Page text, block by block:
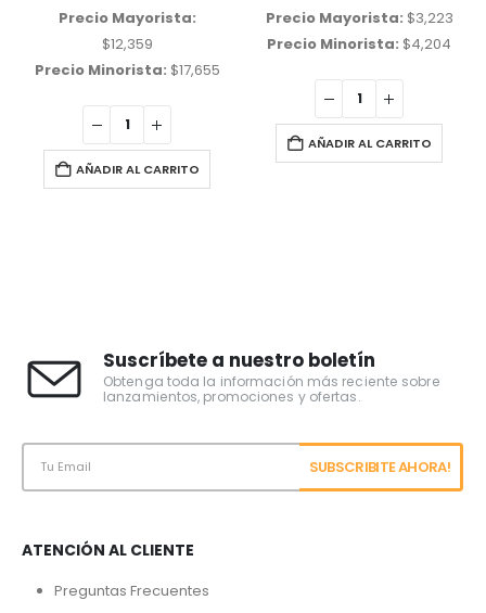
Precio Mayorista:
$12,359
Precio Minorista: $17,655
AÑADIR AL CARRITO
Precio Mayorista: $3,223
Precio Minorista: $4,204
AÑADIR AL CARRITO
Suscríbete a nuestro boletín
Obtenga toda la información más reciente sobre
lanzamientos, promociones y ofertas.
ATENCIÓN AL CLIENTE
Preguntas Frecuentes